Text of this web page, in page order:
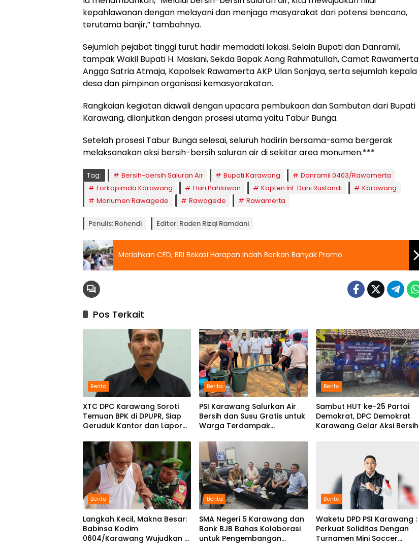
kepahlawanan dengan melayani dan menjaga masyarakat dari potensi bencana,
terutama banjir,” tambahnya.
Sejumlah pejabat tinggi turut hadir memadati lokasi. Selain Bupati dan Danramil,
tampak Wakil Bupati H. Maslani, Sekda Bapak Aang Rahmatullah, Camat Rawamerta
Angga Satria Atmaja, Kapolsek Rawamerta AKP Ulan Sonjaya, serta sejumlah kepala
desa dan pimpinan organisasi kemasyarakatan.
Rangkaian kegiatan diawali dengan upacara pembukaan dan Sambutan dari Bupati
Karawang, dilanjutkan dengan prosesi utama yaitu Tabur Bunga.
Setelah prosesi Tabur Bunga selesai, seluruh hadirin bersama-sama bergerak
melaksanakan aksi bersih-bersih saluran air di sekitar area monumen.***
Tag: Bersih-bersih Saluran Air Bupati Karawang
Danramil 0403/Rawamerta
Forkopimda Karawang
Hari Pahlawan Kapten Inf. Dani Rustandi
Karawang
Monumen Rawagede
Rawagede Rawamerta
Penulis: Rohendi Editor: Raden Rizqi Ramdani
Meriahkan CFD, BRI Bekasi Harapan Indah Berikan Banyak Promo
Pos Terkait
Berita
XTC DPC Karawang Soroti
Temuan BPK di DPUPR, Siap
Geruduk Kantor dan Lapor
Berita
PSI Karawang Salurkan Air
Bersih dan Susu Gratis untuk
Warga Terdampak
Selatan
Berita
Sambut HUT ke-25 Partai
Demokrat, DPC Demokrat
Karawang Gelar Aksi Bersih
Berita
Langkah Kecil, Makna Besar:
Babinsa Kodim
0604/Karawang Wujudkan 7
Berita
SMA Negeri 5 Karawang dan
Bank BJB Bahas Kolaborasi
untuk Pengembangan
Berita
Waketu DPD PSI Karawang :
Perkuat Soliditas Dengan
Turnamen Mini Soccer